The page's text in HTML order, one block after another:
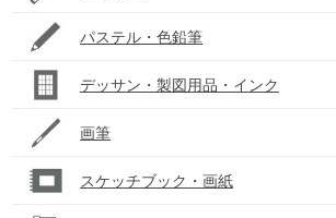
パステル・色鉛筆
デッサン・製図用品・インク
画筆
スケッチブック・画紙